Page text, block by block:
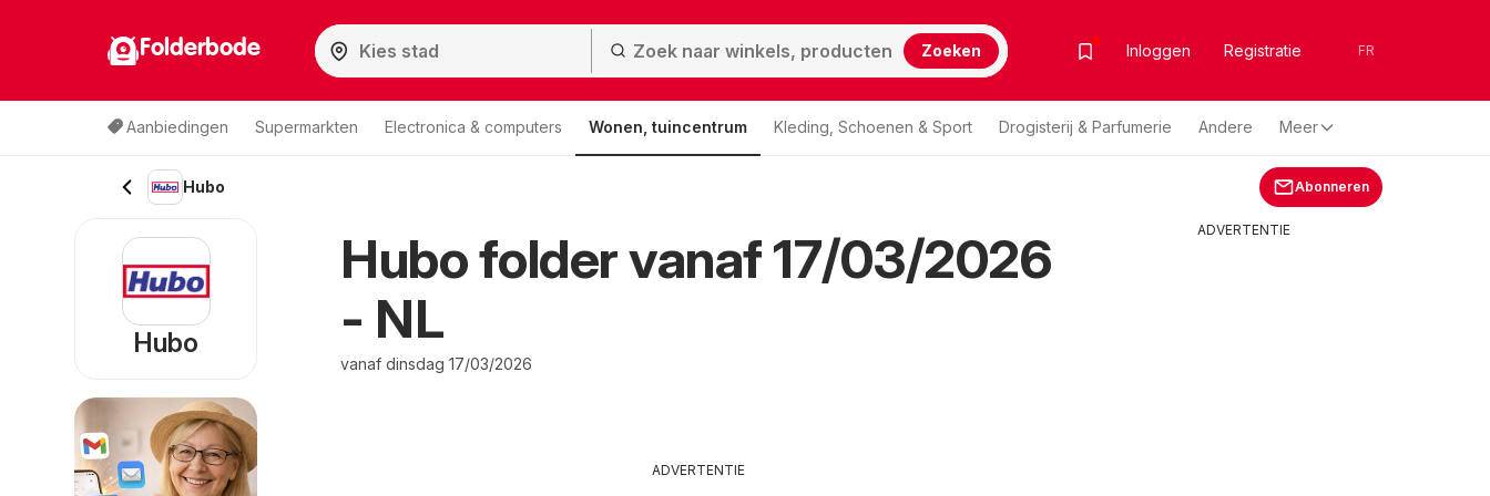
Folderbode Zoeken Inloggen Registratie FR
Aanbiedingen Supermarkten Electronica & computers Wonen, tuincentrum Kleding, Schoenen & Sport Drogisterij & Parfumerie Andere Meer
Hubo Abonneren
Hubo folder vanaf 17/03/2026
- NL
vanaf dinsdag 17/03/2026
ADVERTENTIE
Hubo
ADVERTENTIE